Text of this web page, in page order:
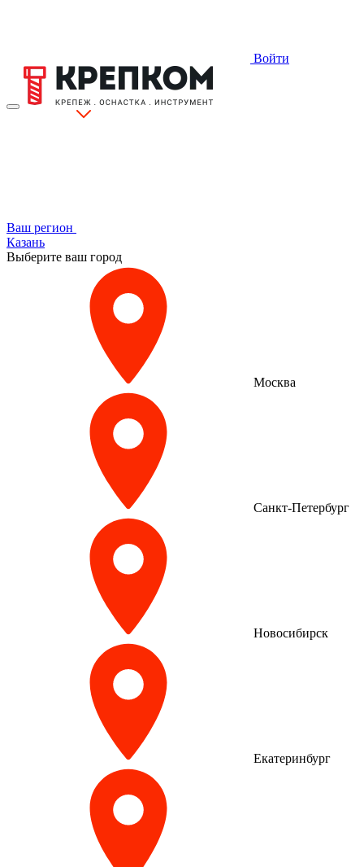
Войти
Ваш регион
Казань
Выберите ваш город
Москва
Санкт-Петербург
Новосибирск
Екатеринбург